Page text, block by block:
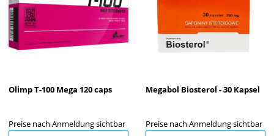
Olimp T-100 Mega 120 caps
Preise nach Anmeldung sichtbar
Megabol Biosterol - 30 Kapsel
Preise nach Anmeldung sichtbar